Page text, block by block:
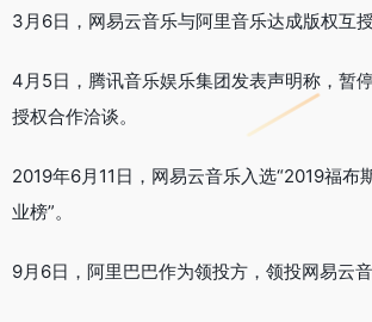
3月6日，网易云音乐与阿里音乐达成版权互授
4月5日，腾讯音乐娱乐集团发表声明称，暂
授权合作洽谈。
2019年6月11日，网易云音乐入选“2019福布
业榜”。
9月6日，阿里巴巴作为领投方，领投网易云